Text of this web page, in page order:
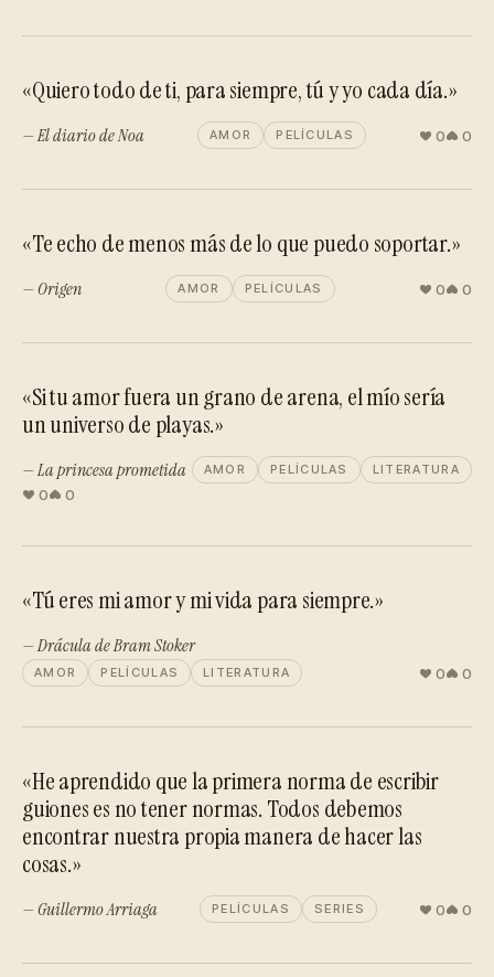
«Quiero todo de ti, para siempre, tú y yo cada día.»
— El diario de Noa AMOR PELÍCULAS 0 0
«Te echo de menos más de lo que puedo soportar.»
— Origen AMOR PELÍCULAS 0 0
«Si tu amor fuera un grano de arena, el mío sería
un universo de playas.»
— La princesa prometida AMOR PELÍCULAS LITERATURA
0 0
«Tú eres mi amor y mi vida para siempre.»
— Drácula de Bram Stoker
AMOR PELÍCULAS LITERATURA 0 0
«He aprendido que la primera norma de escribir
guiones es no tener normas. Todos debemos
encontrar nuestra propia manera de hacer las
cosas.»
— Guillermo Arriaga PELÍCULAS SERIES 0 0